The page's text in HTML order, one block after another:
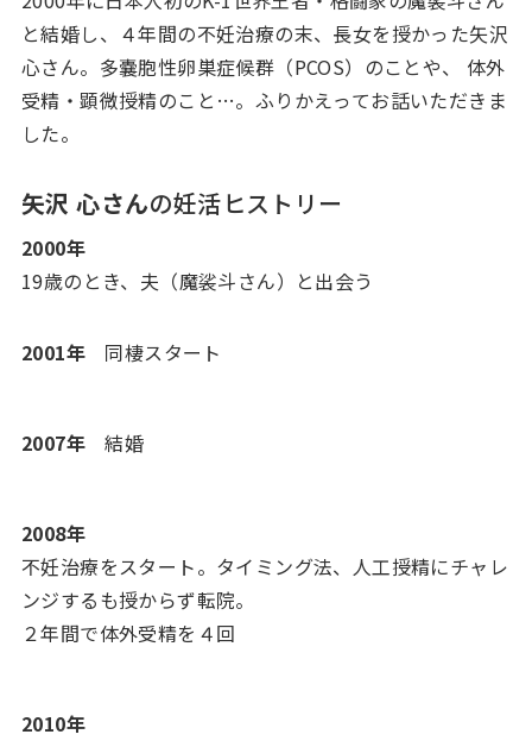
と結婚し、４年間の不妊治療の末、長女を授かった矢沢
心さん。多嚢胞性卵巣症候群（PCOS）のことや、 体外
受精・顕微授精のこと…。ふりかえってお話いただきま
した。
矢沢 心さんの妊活ヒストリー
2000年
19歳のとき、夫（魔裟斗さん）と出会う
2001年同棲スタート
2007年結婚
2008年
不妊治療をスタート。タイミング法、人工授精にチャレ
ンジするも授からず転院。
２年間で体外受精を４回
2010年